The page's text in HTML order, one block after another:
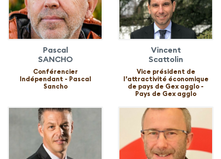
Pascal
SANCHO
Conférencier
Indépendant - Pascal
Sancho
Vincent
Scattolin
Vice président de
l’attractivité économique
de pays de Gex agglo -
Pays de Gex agglo